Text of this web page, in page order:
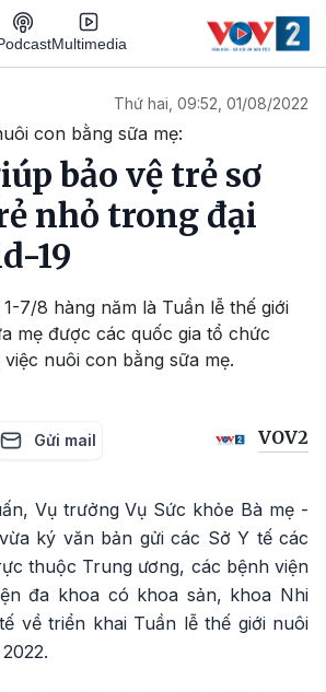
Multimedia
Thứ hai, 09:52, 01/08/2022
con bằng sữa mẹ:
bảo vệ trẻ sơ
nhỏ trong đại
19
7/8 hàng năm là Tuần lễ thế giới
mẹ được các quốc gia tổ chức
nuôi con bằng sữa mẹ.
Gửi mail VOV2
Vụ trưởng Vụ Sức khỏe Bà mẹ -
ký văn bản gửi các Sở Y tế các
thuộc Trung ương, các bệnh viện
đa khoa có khoa sản, khoa Nhi
về triển khai Tuần lễ thế giới nuôi